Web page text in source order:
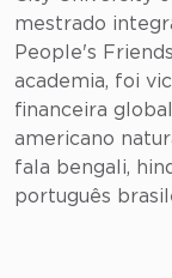
mestrado
People's
academia, foi
financeira
americano
fala bengali,
português